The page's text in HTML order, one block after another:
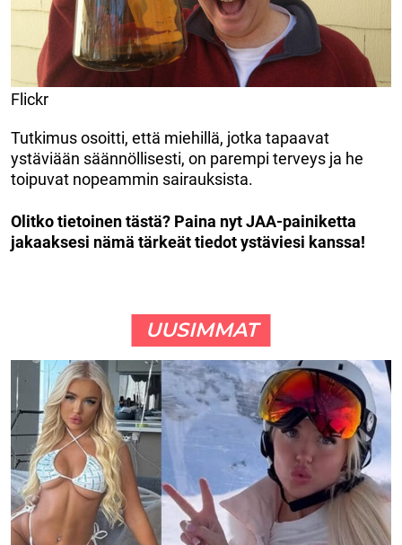
Flickr
Tutkimus osoitti, että miehillä, jotka tapaavat
ystäviään säännöllisesti, on parempi terveys ja he
toipuvat nopeammin sairauksista.
Olitko tietoinen tästä? Paina nyt JAA-painiketta
jakaaksesi nämä tärkeät tiedot ystäviesi kanssa!
UUSIMMAT